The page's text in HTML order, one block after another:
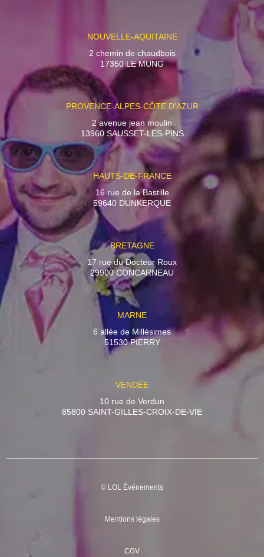
NOUVELLE-AQUITAINE
2 chemin de chaudbois
17350 LE MUNG
PROVENCE-ALPES-CÔTE D'AZUR
2 avenue jean moulin
13960 SAUSSET-LES-PINS
HAUTS-DE-FRANCE
16 rue de la Bastille
59640 DUNKERQUE
BRETAGNE
17 rue du Docteur Roux
29900 CONCARNEAU
MARNE
6 allée de Millésimes
51530 PIERRY
VENDÉE
10 rue de Verdun
85800 SAINT-GILLES-CROIX-DE-VIE
© LOL Événements
Mentions légales
CGV